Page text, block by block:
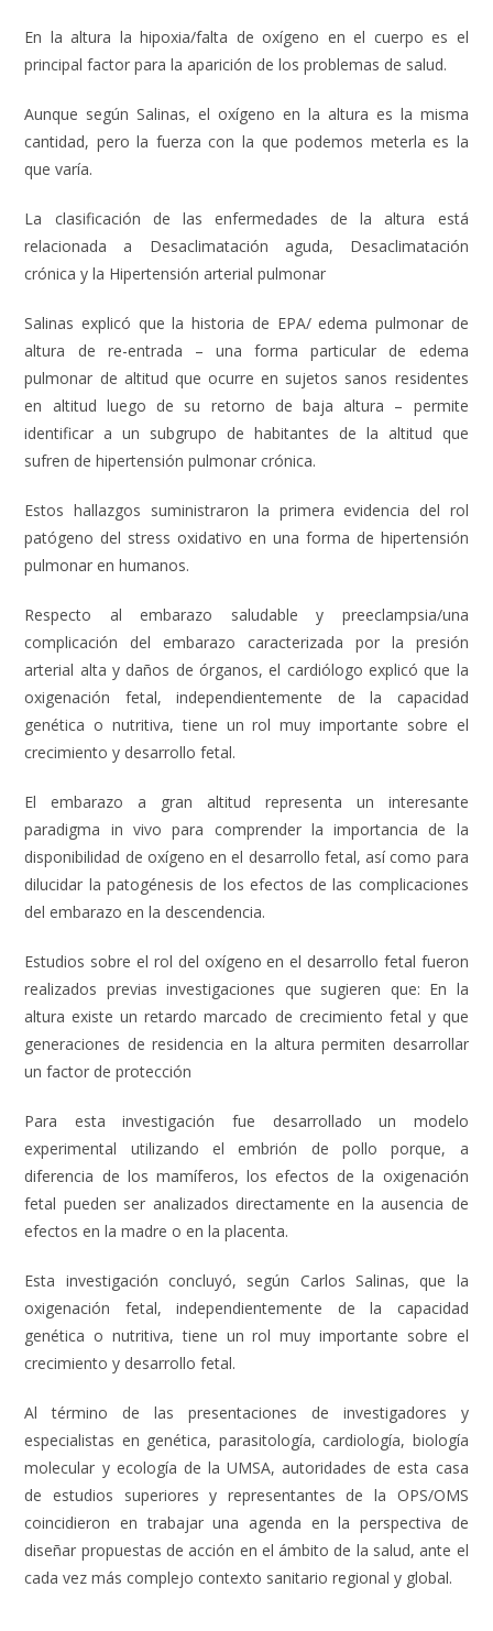
En la altura la hipoxia/falta de oxígeno en el cuerpo es el
principal factor para la aparición de los problemas de salud.
Aunque según Salinas, el oxígeno en la altura es la misma
cantidad, pero la fuerza con la que podemos meterla es la
que varía.
La clasificación de las enfermedades de la altura está
relacionada a Desaclimatación aguda, Desaclimatación
crónica y la Hipertensión arterial pulmonar
Salinas explicó que la historia de EPA/ edema pulmonar de
altura de re-entrada – una forma particular de edema
pulmonar de altitud que ocurre en sujetos sanos residentes
en altitud luego de su retorno de baja altura – permite
identificar a un subgrupo de habitantes de la altitud que
sufren de hipertensión pulmonar crónica.
Estos hallazgos suministraron la primera evidencia del rol
patógeno del stress oxidativo en una forma de hipertensión
pulmonar en humanos.
Respecto al embarazo saludable y preeclampsia/una
complicación del embarazo caracterizada por la presión
arterial alta y daños de órganos, el cardiólogo explicó que la
oxigenación fetal, independientemente de la capacidad
genética o nutritiva, tiene un rol muy importante sobre el
crecimiento y desarrollo fetal.
El embarazo a gran altitud representa un interesante
paradigma in vivo para comprender la importancia de la
disponibilidad de oxígeno en el desarrollo fetal, así como para
dilucidar la patogénesis de los efectos de las complicaciones
del embarazo en la descendencia.
Estudios sobre el rol del oxígeno en el desarrollo fetal fueron
realizados previas investigaciones que sugieren que: En la
altura existe un retardo marcado de crecimiento fetal y que
generaciones de residencia en la altura permiten desarrollar
un factor de protección
Para esta investigación fue desarrollado un modelo
experimental utilizando el embrión de pollo porque, a
diferencia de los mamíferos, los efectos de la oxigenación
fetal pueden ser analizados directamente en la ausencia de
efectos en la madre o en la placenta.
Esta investigación concluyó, según Carlos Salinas, que la
oxigenación fetal, independientemente de la capacidad
genética o nutritiva, tiene un rol muy importante sobre el
crecimiento y desarrollo fetal.
Al término de las presentaciones de investigadores y
especialistas en genética, parasitología, cardiología, biología
molecular y ecología de la UMSA, autoridades de esta casa
de estudios superiores y representantes de la OPS/OMS
coincidieron en trabajar una agenda en la perspectiva de
diseñar propuestas de acción en el ámbito de la salud, ante el
cada vez más complejo contexto sanitario regional y global.